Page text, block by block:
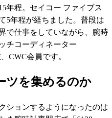
年程。セイコー ファイブス
5年程が経ちました。普段は
で仕事をしていながら、腕時
チコーディネーター
CWC会員です。
ツを集めるのか
ションするようになったのは